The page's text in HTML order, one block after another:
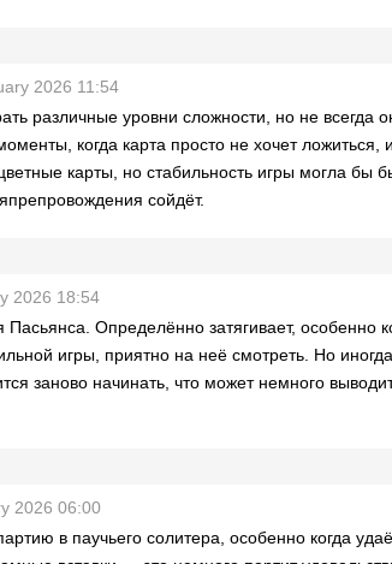
2026 11:54
различные уровни сложности, но не всегда
когда карта просто не хочет
карты, но стабильность игры могла
сойдёт.
2026 18:54
Пасьянса. Определённо затягивает,
игры, приятно на неё смотреть. Но иногда
заново начинать, что может немного
2026 06:00
в паучьего солитера, особенно когда